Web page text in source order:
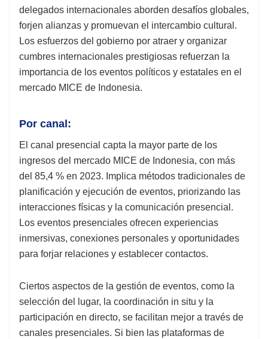
delegados internacionales aborden desafíos globales,
forjen alianzas y promuevan el intercambio cultural.
Los esfuerzos del gobierno por atraer y organizar
cumbres internacionales prestigiosas refuerzan la
importancia de los eventos políticos y estatales en el
mercado MICE de Indonesia.
Por canal:
El canal presencial capta la mayor parte de los
ingresos del mercado MICE de Indonesia, con más
del 85,4 % en 2023. Implica métodos tradicionales de
planificación y ejecución de eventos, priorizando las
interacciones físicas y la comunicación presencial.
Los eventos presenciales ofrecen experiencias
inmersivas, conexiones personales y oportunidades
para forjar relaciones y establecer contactos.
Ciertos aspectos de la gestión de eventos, como la
selección del lugar, la coordinación in situ y la
participación en directo, se facilitan mejor a través de
canales presenciales. Si bien las plataformas de